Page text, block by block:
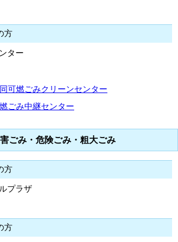
方
ター
可燃ごみクリーンセンター
ごみ中継センター
ごみ・危険ごみ・粗大ごみ
方
プラザ
方